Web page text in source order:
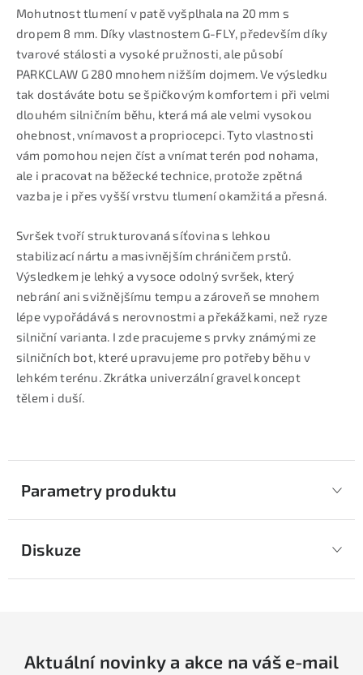
Mohutnost tlumení v patě vyšplhala na 20 mm s
dropem 8 mm. Díky vlastnostem G-FLY, především díky
tvarové stálosti a vysoké pružnosti, ale působí
PARKCLAW G 280 mnohem nižším dojmem. Ve výsledku
tak dostáváte botu se špičkovým komfortem i při velmi
dlouhém silničním běhu, která má ale velmi vysokou
ohebnost, vnímavost a propriocepci. Tyto vlastnosti
vám pomohou nejen číst a vnímat terén pod nohama,
ale i pracovat na běžecké technice, protože zpětná
vazba je i přes vyšší vrstvu tlumení okamžitá a přesná.
Svršek tvoří strukturovaná síťovina s lehkou
stabilizací nártu a masivnějším chráničem prstů.
Výsledkem je lehký a vysoce odolný svršek, který
nebrání ani svižnějšímu tempu a zároveň se mnohem
lépe vypořádává s nerovnostmi a překážkami, než ryze
silniční varianta. I zde pracujeme s prvky známými ze
silničních bot, které upravujeme pro potřeby běhu v
lehkém terénu. Zkrátka univerzální gravel koncept
tělem i duší.
Parametry produktu
Diskuze
Aktuální novinky a akce na váš e-mail